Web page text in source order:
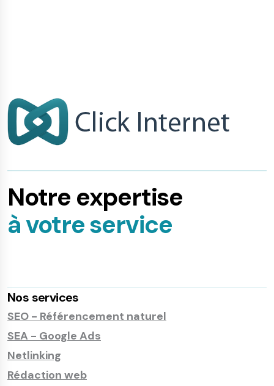
Notre expertise
à votre service
Nos services
SEO - Référencement naturel
SEA - Google Ads
Netlinking
Rédaction web